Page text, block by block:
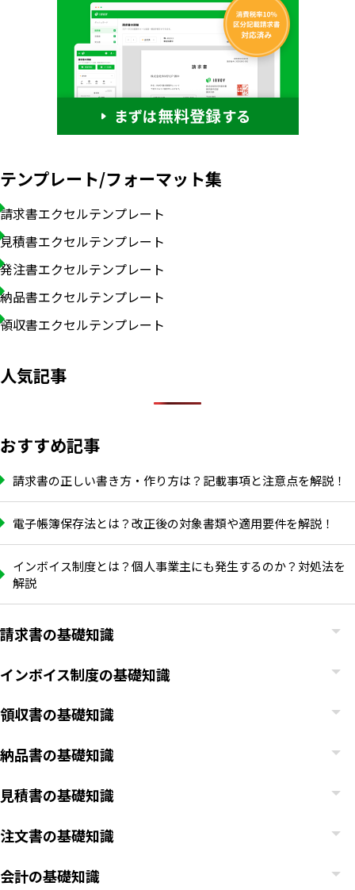
テンプレート/フォーマット集
請求書エクセルテンプレート
見積書エクセルテンプレート
発注書エクセルテンプレート
納品書エクセルテンプレート
領収書エクセルテンプレート
人気記事
おすすめ記事
請求書の正しい書き方・作り方は？記載事項と注意点を解説！
電子帳簿保存法とは？改正後の対象書類や適用要件を解説！
インボイス制度とは？個人事業主にも発生するのか？対処法を
解説
請求書の基礎知識
インボイス制度の基礎知識
領収書の基礎知識
納品書の基礎知識
見積書の基礎知識
注文書の基礎知識
会計の基礎知識